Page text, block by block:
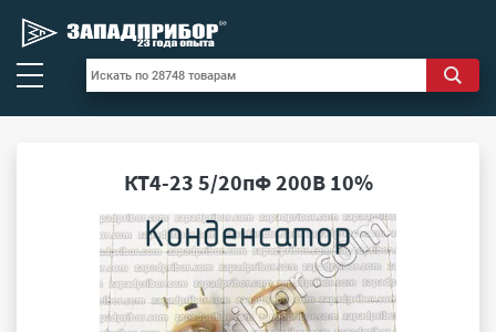
КТ4-23 5/20пФ 200В 10%